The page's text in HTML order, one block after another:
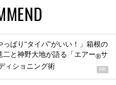
っぱり“タイパ”がいい！」箱根の
二と神野大地が語る「エアー®サ
ィショニング術 PR